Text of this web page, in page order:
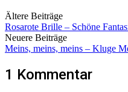
Ältere Beiträge
Rosarote Brille – Schöne
Neuere Beiträge
Meins, meins, meins – Kluge
1 Kommentar